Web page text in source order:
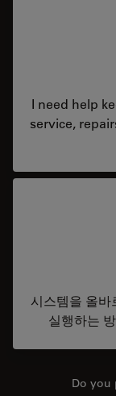
I need help
service,
시스템을 올바
실행하는
Do you